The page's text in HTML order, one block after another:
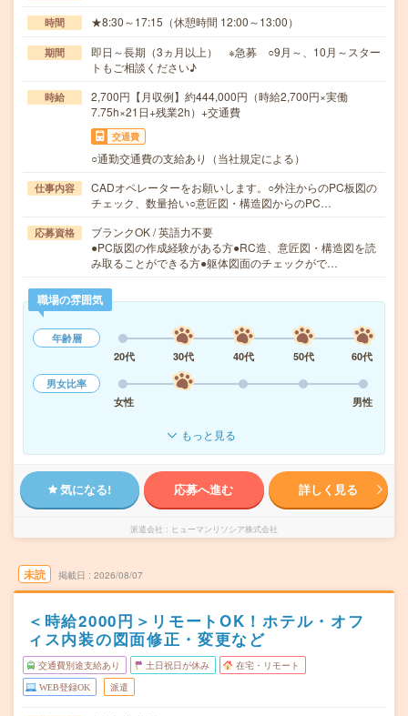
時間 ★8:30～17:15（休憩時間 12:00～13:00）
期間
即日～長期（3ヵ月以上） ※急募 ○9月～、10月～スター
トもご相談ください♪
時給
2,700円【月収例】約444,000円（時給2,700円×実働
7.75h×21日+残業2h）+交通費
交通費
○通勤交通費の支給あり（当社規定による）
仕事内容
CADオペレーターをお願いします。○外注からのPC板図の
チェック、数量拾い○意匠図・構造図からのPC…
応募資格
ブランクOK / 英語力不要
●PC版図の作成経験がある方●RC造、意匠図・構造図を読
み取ることができる方●躯体図面のチェックがで…
職場の雰囲気
年齢層
20代
30代 40代 50代
60代
男女比率
女性
男性
もっと見る
気になる! 応募へ進む 詳しく見る
派遣会社 ヒューマンリソシア株式会社
未読 掲載日 2026/08/07
＜時給2000円＞リモートOK！ホテル・オフ
ィス内装の図面修正・変更など
交通費別途支給あり 土日祝日が休み 在宅・リモート
WEB登録OK 派遣